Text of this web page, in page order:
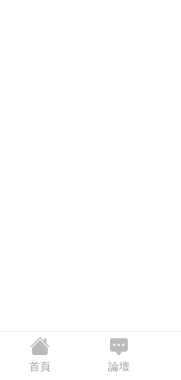
首頁 論壇